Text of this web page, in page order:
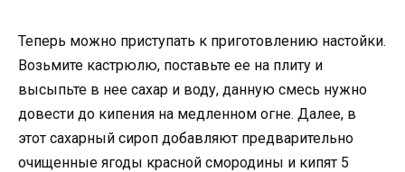
Теперь можно приступать к приготовлению настойки.
Возьмите кастрюлю, поставьте ее на плиту и
высыпьте в нее сахар и воду, данную смесь нужно
довести до кипения на медленном огне. Далее, в
этот сахарный сироп добавляют предварительно
очищенные ягоды красной смородины и кипят 5